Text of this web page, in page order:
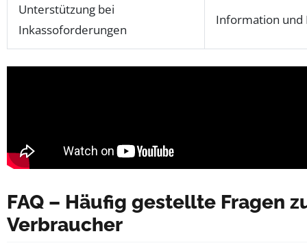
Unterstützung bei
Inkassoforderungen
Information und
FAQ – Häufig gestellte Fragen
Verbraucher